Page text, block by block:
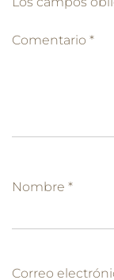
Comentario *
Nombre *
Correo